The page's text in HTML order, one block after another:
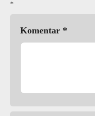
*
Komentar *